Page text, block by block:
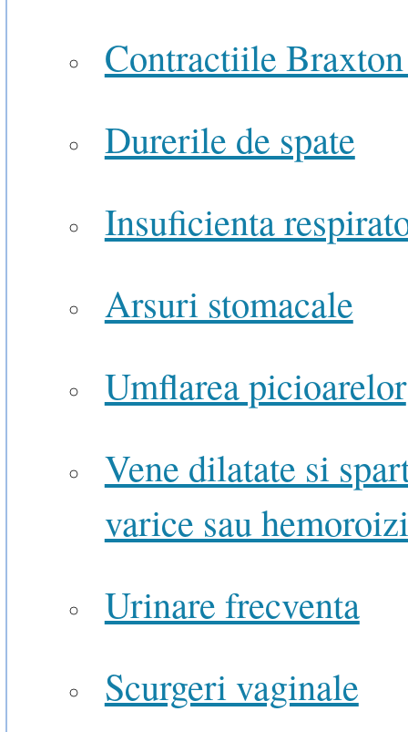
Contractiile
Durerile de spate
Insuficienta
Arsuri stomacale
Umflarea picioarelor
Vene dilatate si
varice sau hemoroizi
Urinare frecventa
Scurgeri vaginale